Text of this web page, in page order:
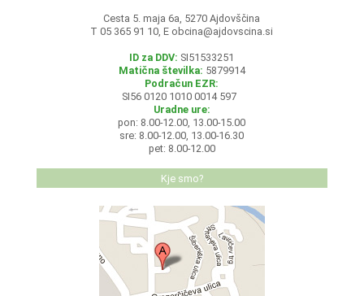
Cesta 5. maja 6a, 5270 Ajdovščina
T 05 365 91 10, E obcina@ajdovscina.si
ID za DDV: SI51533251
Matična številka: 5879914
Podračun EZR:
SI56 0120 1010 0014 597
Uradne ure:
pon: 8.00-12.00, 13.00-15.00
sre: 8.00-12.00, 13.00-16.30
pet: 8.00-12.00
Kje smo?